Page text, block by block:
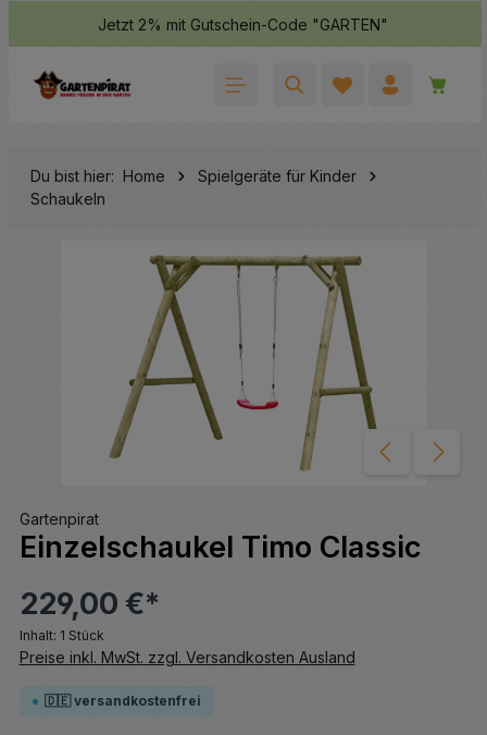
springenJetzt 2% mit Gutschein-Code "GARTEN"
Du bist hier: Home
Spielgeräte für Kinder
Schaukeln
Bildergalerie überspringen
Gartenpirat
Einzelschaukel Timo Classic
229,00 €*
Inhalt: 1 Stück
Preise inkl. MwSt. zzgl. Versandkosten Ausland
🇩🇪 versandkostenfrei